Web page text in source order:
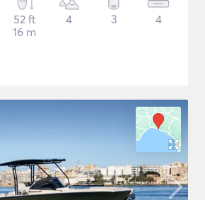
52 ft
16 m
4 3 4